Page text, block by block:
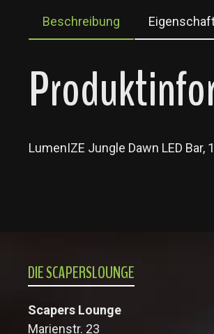
Beschreibung
LumenIZE Jungle Dawn LED Bar,
DIE SCAPERSLOUNGE
Scapers Lounge
Marienstr. 23